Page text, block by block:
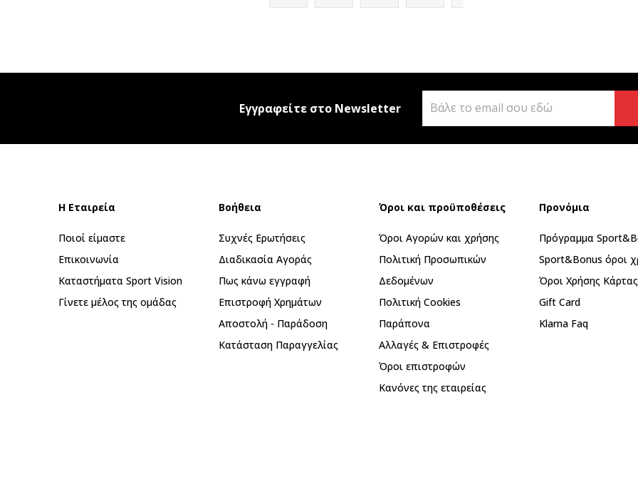
Εγγραφείτε στο Newsletter
Η Εταιρεία
Ποιοί είμαστε
Επικοινωνία
Καταστήματα Sport Vision
Γίνετε μέλος της ομάδας
Βοήθεια
Συχνές Ερωτήσεις
Διαδικασία Αγοράς
Πως κάνω εγγραφή
Επιστροφή Xρημάτων
Αποστολή - Παράδοση
Κατάσταση Παραγγελίας
Όροι και προϋποθέσεις
Όροι Αγορών και χρήσης
Πολιτική Προσωπικών
Δεδομένων
Πολιτική Cookies
Παράπονα
Αλλαγές & Επιστροφές
Όροι επιστροφών
Κανόνες της εταιρείας
Προνόμια
Πρόγραμμα
Sport&Bonus όροι
Όροι Χρήσης
Gift Card
Klarna Faq